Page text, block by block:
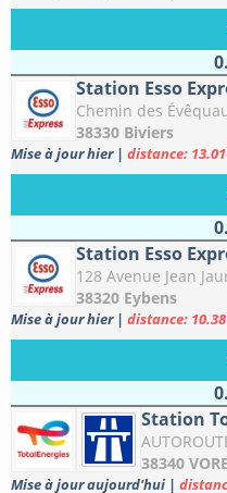
Station Esso
Chemin des
38330 Biviers
Mise à jour hier | distance:
Station Esso
128 Avenue Jean
38320 Eybens
Mise à jour hier | distance:
Station
38340
Mise à jour aujourd'hui |